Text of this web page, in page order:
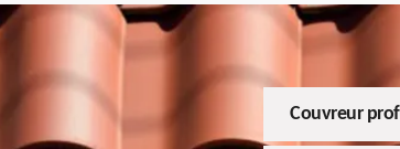
Couvreur